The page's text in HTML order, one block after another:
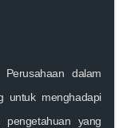
dalam
untuk menghadapi
pengetahuan yang